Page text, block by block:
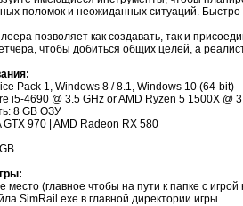
поломок и неожиданных ситуаций.
позволяет как создавать, так и
чтобы добиться общих целей, а
Pack 1, Windows 8 / 8.1, Windows 10 (64-bit)
i5-4690 @ 3.5 GHz or AMD Ryzen 5 1500X @
8 GB ОЗУ
GTX 970 | AMD Radeon RX 580
место (главное чтобы на пути к папке с
SimRail.exe в главной директории игры